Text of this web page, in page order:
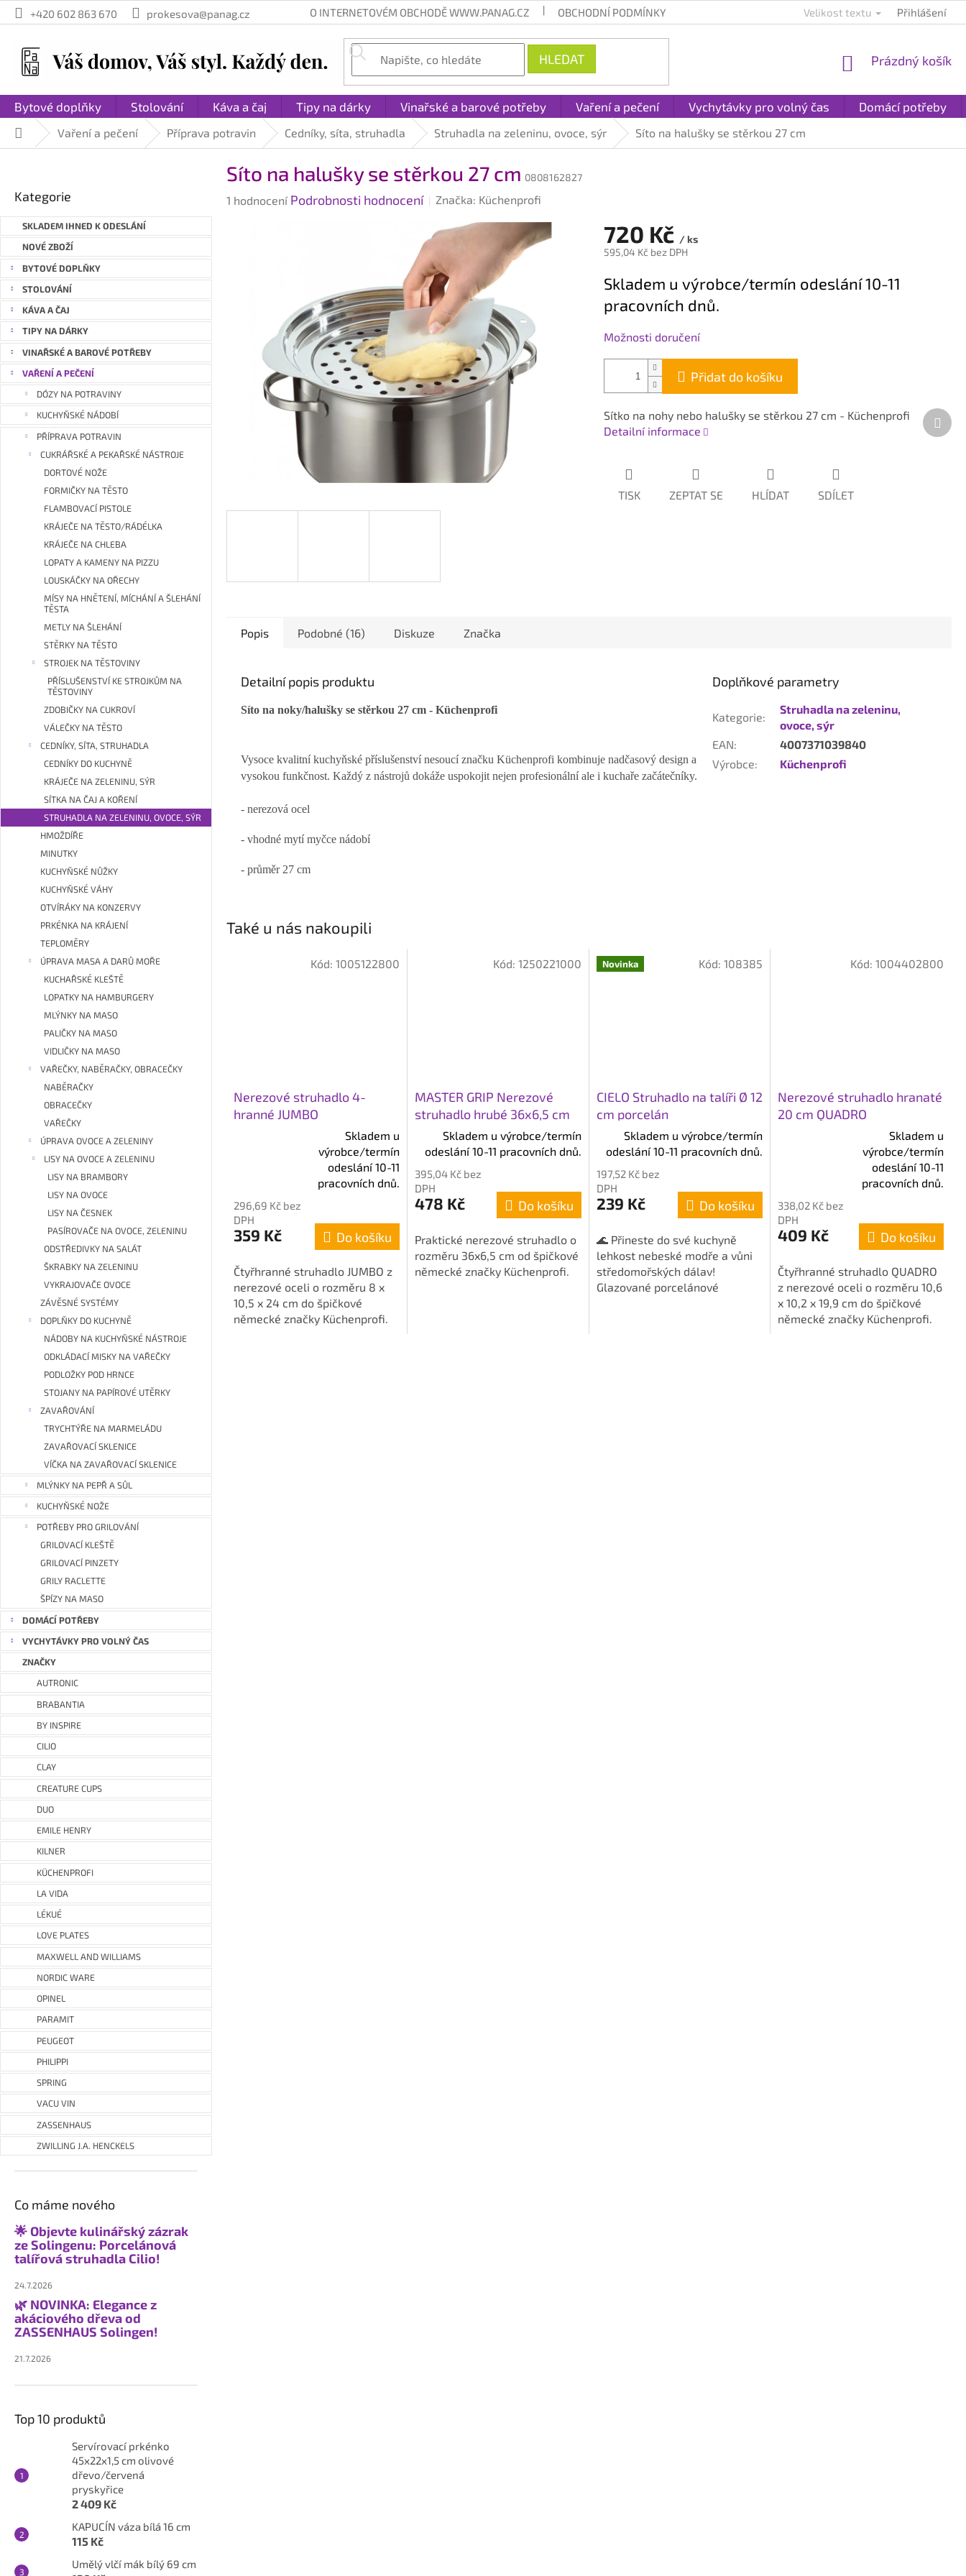
Přejít
na
+420 602 863 670 prokesova@panag.cz O INTERNETOVÉM OBCHODĚ WWW.PANAG.CZ OBCHODNÍ PODMÍNKY PLATBA A DOPRAVA REKLAMACE
Velikost textu Přihlášení
HLEDAT
NÁKUPNÍ
Prázdný košík
Bytové doplňky Stolování Káva a čaj Tipy na dárky Vinařské a barové potřeby Vaření a pečení Vychytávky pro volný čas Domácí potřeby
DomůVaření a pečení Příprava potravin Cedníky, síta, struhadla Struhadla na zeleninu, ovoce, sýr Síto na halušky se stěrkou 27 cm
a
n
n
í
n
e
l
kategorie
Kategorie
SKLADEM IHNED K ODESLÁNÍ
NOVÉ ZBOŽÍ
BYTOVÉ DOPLŇKY
STOLOVÁNÍ
KÁVA A ČAJ
TIPY NA DÁRKY
VINAŘSKÉ A BAROVÉ POTŘEBY
VAŘENÍ A PEČENÍ
DÓZY NA POTRAVINY
KUCHYŇSKÉ NÁDOBÍ
PŘÍPRAVA POTRAVIN
CUKRÁŘSKÉ A PEKAŘSKÉ NÁSTROJE
DORTOVÉ NOŽE
FORMIČKY NA TĚSTO
FLAMBOVACÍ PISTOLE
KRÁJEČE NA TĚSTO/RÁDÉLKA
KRÁJEČE NA CHLEBA
LOPATY A KAMENY NA PIZZU
LOUSKÁČKY NA OŘECHY
MÍSY NA HNĚTENÍ, MÍCHÁNÍ A ŠLEHÁNÍ
TĚSTA
METLY NA ŠLEHÁNÍ
STĚRKY NA TĚSTO
STROJEK NA TĚSTOVINY
PŘÍSLUŠENSTVÍ KE STROJKŮM NA
TĚSTOVINY
ZDOBIČKY NA CUKROVÍ
VÁLEČKY NA TĚSTO
CEDNÍKY, SÍTA, STRUHADLA
CEDNÍKY DO KUCHYNĚ
KRÁJEČE NA ZELENINU, SÝR
SÍTKA NA ČAJ A KOŘENÍ
STRUHADLA NA ZELENINU, OVOCE, SÝR
HMOŽDÍŘE
MINUTKY
KUCHYŇSKÉ NŮŽKY
KUCHYŇSKÉ VÁHY
OTVÍRÁKY NA KONZERVY
PRKÉNKA NA KRÁJENÍ
TEPLOMĚRY
ÚPRAVA MASA A DARŮ MOŘE
KUCHAŘSKÉ KLEŠTĚ
LOPATKY NA HAMBURGERY
MLÝNKY NA MASO
PALIČKY NA MASO
VIDLIČKY NA MASO
VAŘEČKY, NABĚRAČKY, OBRACEČKY
NABĚRAČKY
OBRACEČKY
VAŘEČKY
ÚPRAVA OVOCE A ZELENINY
LISY NA OVOCE A ZELENINU
LISY NA BRAMBORY
LISY NA OVOCE
LISY NA ČESNEK
PASÍROVAČE NA OVOCE, ZELENINU
ODSTŘEDIVKY NA SALÁT
ŠKRABKY NA ZELENINU
VYKRAJOVAČE OVOCE
ZÁVĚSNÉ SYSTÉMY
DOPLŇKY DO KUCHYNĚ
NÁDOBY NA KUCHYŇSKÉ NÁSTROJE
ODKLÁDACÍ MISKY NA VAŘEČKY
PODLOŽKY POD HRNCE
STOJANY NA PAPÍROVÉ UTĚRKY
ZAVAŘOVÁNÍ
TRYCHTÝŘE NA MARMELÁDU
ZAVAŘOVACÍ SKLENICE
VÍČKA NA ZAVAŘOVACÍ SKLENICE
MLÝNKY NA PEPŘ A SŮL
KUCHYŇSKÉ NOŽE
POTŘEBY PRO GRILOVÁNÍ
GRILOVACÍ KLEŠTĚ
GRILOVACÍ PINZETY
GRILY RACLETTE
ŠPÍZY NA MASO
DOMÁCÍ POTŘEBY
VYCHYTÁVKY PRO VOLNÝ ČAS
ZNAČKY
AUTRONIC
BRABANTIA
BY INSPIRE
CILIO
CLAY
CREATURE CUPS
DUO
EMILE HENRY
KILNER
KÜCHENPROFI
LA VIDA
LÉKUÉ
LOVE PLATES
MAXWELL AND WILLIAMS
NORDIC WARE
OPINEL
PARAMIT
PEUGEOT
PHILIPPI
SPRING
VACU VIN
ZASSENHAUS
ZWILLING J.A. HENCKELS
Co máme nového
🌟 Objevte kulinářský zázrak
ze Solingenu: Porcelánová
talířová struhadla Cilio!
24.7.2026
🌿 NOVINKA: Elegance z
akáciového dřeva od
ZASSENHAUS Solingen!
21.7.2026
Top 10 produktů
Servírovací prkénko
45x22x1,5 cm olivové
dřevo/červená
pryskyřice
2 409 Kč
KAPUCÍN váza bílá 16 cm
115 Kč
Umělý vlčí mák bílý 69 cm
Síto na halušky se stěrkou 27 cm 0808162827
Průměrné
1 hodnocení Podrobnosti hodnocení Značka: Küchenprofi
720 Kč / ks
595,04 Kč bez DPH
cena:
Skladem u výrobce/termín odeslání 10-11
pracovních dnů.
Možnosti doručení
Přidat do košíku
Sítko na nohy nebo halušky se stěrkou 27 cm - Küchenprofi
Detailní informace
TISK ZEPTAT SE HLÍDAT SDÍLET
Popis Podobné (16) Diskuze Značka
Detailní popis produktu
Síto na noky/halušky se stěrkou 27 cm - Küchenprofi
Vysoce kvalitní kuchyňské příslušenství nesoucí značku Küchenprofi kombinuje nadčasový design a
vysokou funkčnost. Každý z nástrojů dokáže uspokojit nejen profesionální ale i kuchaře začátečníky.
- nerezová ocel
- vhodné mytí myčce nádobí
- průměr 27 cm
Doplňkové parametry
Kategorie:
Struhadla na zeleninu,
ovoce, sýr
EAN:
4007371039840
Výrobce: Küchenprofi
Také u nás nakoupili
Nerezové struhadlo 4-
hranné JUMBO
je
4,0
z
hvězdiček.
Skladem u
výrobce/termín
odeslání 10-11
pracovních dnů.
296,69 Kč bez
DPH
359 Kč Do košíku
Čtyřhranné struhadlo JUMBO z
nerezové oceli o rozměru 8 x
10,5 x 24 cm do špičkové
německé značky Küchenprofi.
Kód:1005122800
MASTER GRIP Nerezové
struhadlo hrubé 36x6,5 cm
Skladem u výrobce/termín
odeslání 10-11 pracovních dnů.
395,04 Kč bez
DPH
478 Kč Do košíku
Praktické nerezové struhadlo o
rozměru 36x6,5 cm od špičkové
německé značky Küchenprofi.
Kód: 1250221000 Novinka
CIELO Struhadlo na talíři Ø 12
cm porcelán
Skladem u výrobce/termín
odeslání 10-11 pracovních dnů.
197,52 Kč bez
DPH
239 Kč Do košíku
🌊 Přineste do své kuchyně
lehkost nebeské modře a vůni
středomořských dálav!
Glazované porcelánové
Kód: 108385
Nerezové struhadlo hranaté
20 cm QUADRO
je
4,8
z
hvězdiček.
Skladem u
výrobce/termín
odeslání 10-11
pracovních dnů.
338,02 Kč bez
DPH
409 Kč Do košíku
Čtyřhranné struhadlo QUADRO
z nerezové oceli o rozměru 10,6
x 10,2 x 19,9 cm do špičkové
německé značky Küchenprofi.
Kód: 1004402800